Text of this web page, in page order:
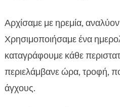
Αρχίσαμε με ηρεμία,
Χρησιμοποιήσαμε ένα
καταγράφουμε κάθε
περιελάμβανε ώρα, τροφή,
άγχους.